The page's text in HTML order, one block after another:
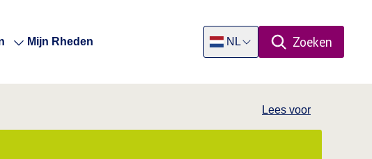
Mijn Rheden
NL
Zoeken
Open
Lees voor